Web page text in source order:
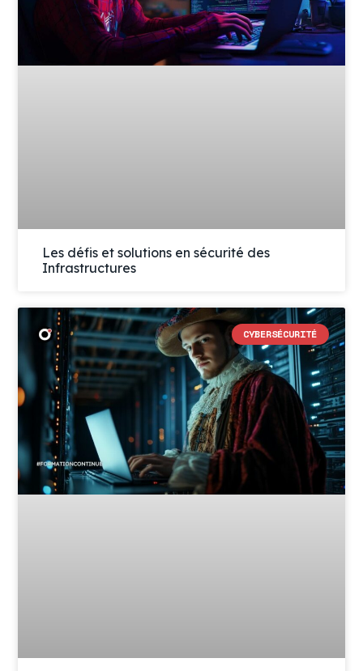
Les défis et solutions en sécurité des
Infrastructures
CYBERSÉCURITÉ